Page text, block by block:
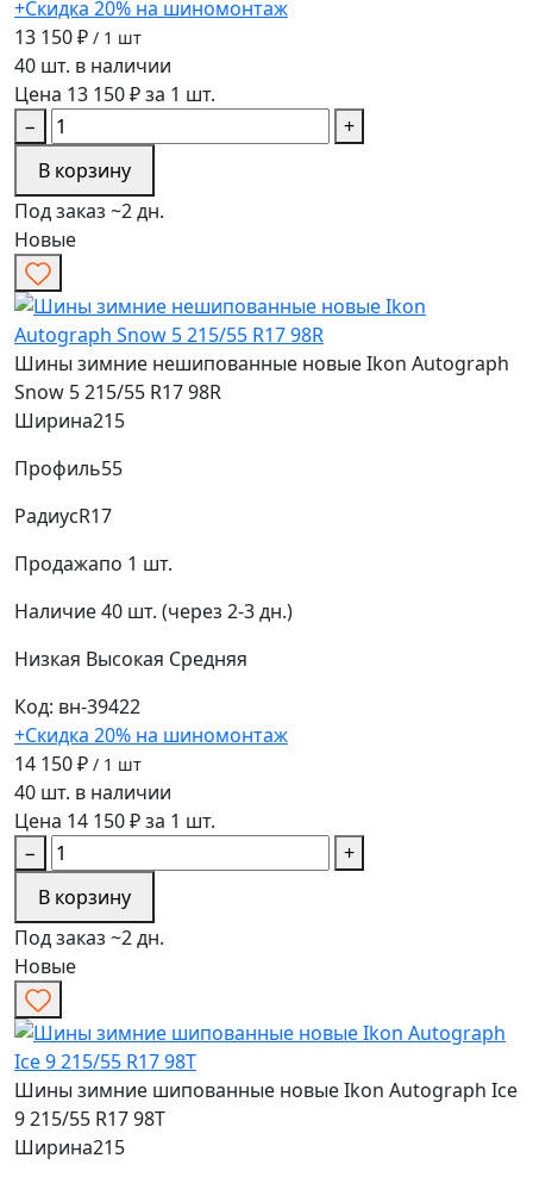
+Скидка 20% на шиномонтаж
13 150 ₽ / 1 шт
40 шт. в наличии
Цена 13 150 ₽ за 1 шт.
−
+
В корзину
Под заказ ~2 дн.
Новые
Шины зимние нешипованные новые Ikon Autograph
Snow 5 215/55 R17 98R
Ширина215
Профиль55
РадиусR17
Продажапо 1 шт.
Наличие40 шт. (через 2-3 дн.)
Низкая Высокая Средняя
Код: вн-39422
+Скидка 20% на шиномонтаж
14 150 ₽ / 1 шт
40 шт. в наличии
Цена 14 150 ₽ за 1 шт.
−
+
В корзину
Под заказ ~2 дн.
Новые
Шины зимние шипованные новые Ikon Autograph Ice
9 215/55 R17 98T
Ширина215